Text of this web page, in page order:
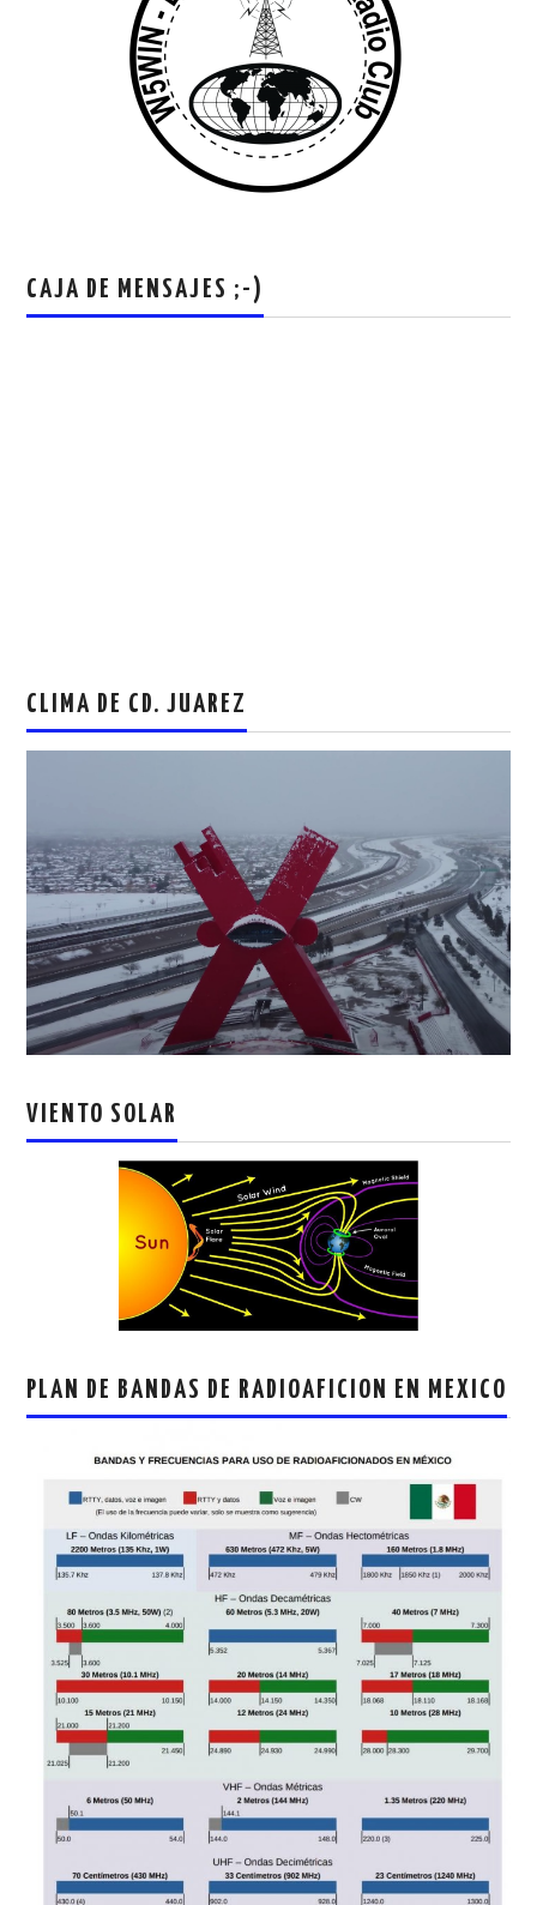
CAJA DE MENSAJES ;-)
CLIMA DE CD. JUAREZ
VIENTO SOLAR
PLAN DE BANDAS DE RADIOAFICION EN MEXICO